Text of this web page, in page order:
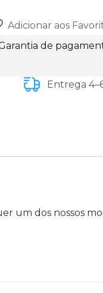
Adicionar aos
de
Entrega
um dos nossos